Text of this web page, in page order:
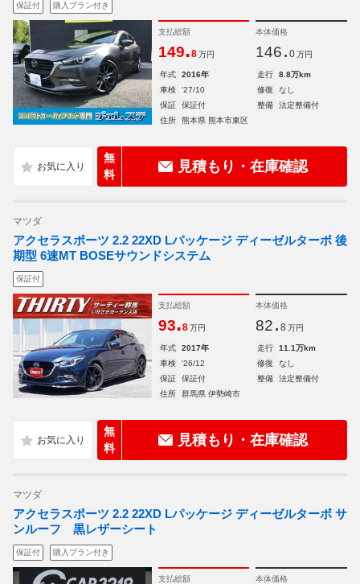
保証付 購入プラン付き
支払総額
149.8 万円
本体価格
146. 0 万円
年式 2016年 走行
8.8万km
車検
'27/10 修復
なし
保証
保証付 整備
法定整備付
住所
熊本県 熊本市東区
無
料
見積もり・在庫確認
マツダ
アクセラスポーツ 2.2 22XD Lパッケージ ディーゼルターボ 後
期型 6速MT BOSEサウンドシステム
保証付
支払総額
93.8 万円
本体価格
82. 8 万円
年式 2017年 走行
11.1万km
車検
'26/12 修復
なし
保証
保証付 整備
法定整備付
住所
群馬県 伊勢崎市
無
料
見積もり・在庫確認
マツダ
アクセラスポーツ 2.2 22XD Lパッケージ ディーゼルターボ サ
ンルーフ 黒レザーシート
保証付 購入プラン付き
支払総額 本体価格